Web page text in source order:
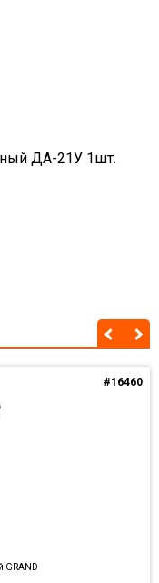
ДА-21У 1шт.
#16460
GRAND